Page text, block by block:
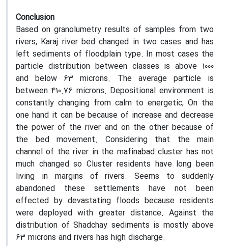
Conclusion
Based on granolumetry results of samples from two
rivers, Karaj river bed changed in two cases and has
left sediments of floodplain type. In most cases the
particle distribution between classes is above 1000
and below 63 microns. The average particle is
between 410.76 microns. Depositional environment is
constantly changing from calm to energetic; On the
one hand it can be because of increase and decrease
the power of the river and on the other because of
the bed movement. Considering that the main
channel of the river in the mafinabad cluster has not
much changed so Cluster residents have long been
living in margins of rivers. Seems to suddenly
abandoned these settlements have not been
effected by devastating floods because residents
were deployed with greater distance. Against the
distribution of Shadchay sediments is mostly above
63 microns and rivers has high discharge.